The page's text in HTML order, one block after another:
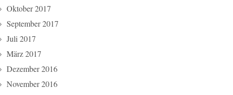
Oktober 2017
September 2017
Juli 2017
März 2017
Dezember 2016
November 2016